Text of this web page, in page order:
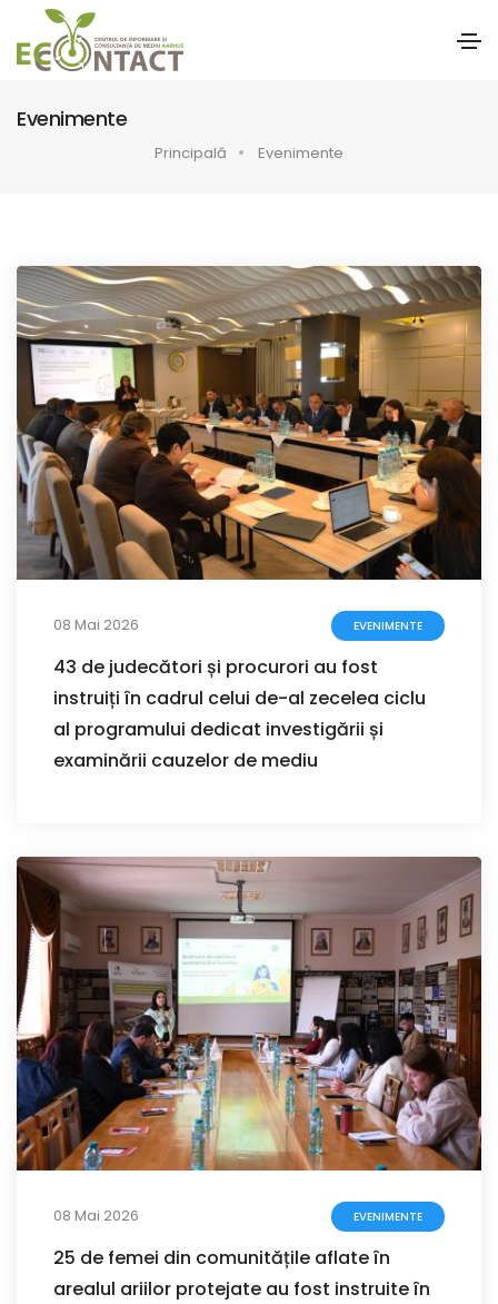
Evenimente
Principală Evenimente
08 Mai 2026 EVENIMENTE
43 de judecători și procurori au fost
instruiți în cadrul celui de-al zecelea ciclu
al programului dedicat investigării și
examinării cauzelor de mediu
08 Mai 2026 EVENIMENTE
25 de femei din comunitățile aflate în
arealul ariilor protejate au fost instruite în